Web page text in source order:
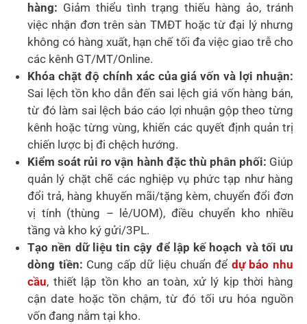
hàng: Giảm thiểu tình trạng thiếu hàng ảo, tránh
việc nhận đơn trên sàn TMĐT hoặc từ đại lý nhưng
không có hàng xuất, hạn chế tối đa việc giao trễ cho
các kênh GT/MT/Online.
Khóa chặt độ chính xác của giá vốn và lợi nhuận:
Sai lệch tồn kho dẫn đến sai lệch giá vốn hàng bán,
từ đó làm sai lệch báo cáo lợi nhuận gộp theo từng
kênh hoặc từng vùng, khiến các quyết định quản trị
chiến lược bị đi chệch hướng.
Kiểm soát rủi ro vận hành đặc thù phân phối: Giúp
quản lý chặt chẽ các nghiệp vụ phức tạp như hàng
đổi trả, hàng khuyến mãi/tặng kèm, chuyển đổi đơn
vị tính (thùng – lẻ/UOM), điều chuyển kho nhiều
tầng và kho ký gửi/3PL.
Tạo nền dữ liệu tin cậy để lập kế hoạch và tối ưu
dòng tiền: Cung cấp dữ liệu chuẩn để dự báo nhu
cầu, thiết lập tồn kho an toàn, xử lý kịp thời hàng
cận date hoặc tồn chậm, từ đó tối ưu hóa nguồn
vốn đang nằm tại kho.